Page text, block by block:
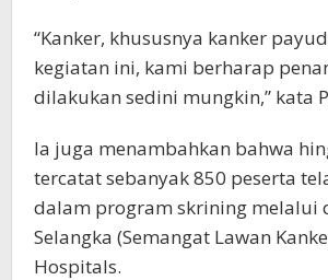
“Kanker, khususnya kanker
kegiatan ini, kami berharap
dilakukan sedini mungkin,” kata
Ia juga menambahkan bahwa
tercatat sebanyak 850 peserta
dalam program skrining melalui
Selangka (Semangat Lawan
Hospitals.